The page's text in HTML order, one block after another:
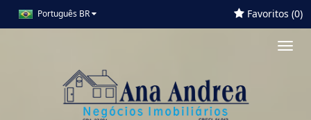
Português BR Favoritos (0)